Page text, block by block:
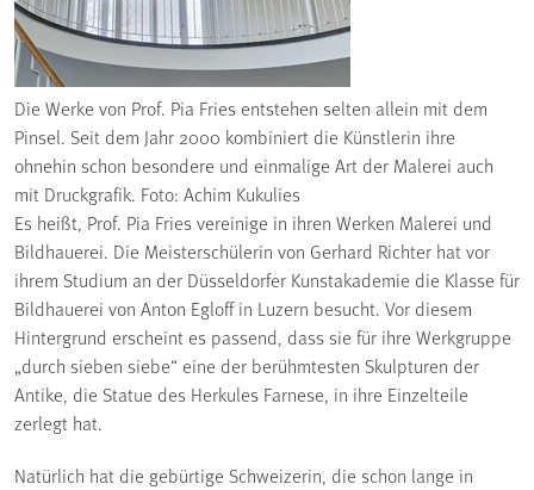
Die Werke von Prof. Pia Fries entstehen selten allein mit dem
Pinsel. Seit dem Jahr 2000 kombiniert die Künstlerin ihre
ohnehin schon besondere und einmalige Art der Malerei auch
mit Druckgrafik. Foto: Achim Kukulies
Es heißt, Prof. Pia Fries vereinige in ihren Werken Malerei und
Bildhauerei. Die Meisterschülerin von Gerhard Richter hat vor
ihrem Studium an der Düsseldorfer Kunstakademie die Klasse für
Bildhauerei von Anton Egloff in Luzern besucht. Vor diesem
Hintergrund erscheint es passend, dass sie für ihre Werkgruppe
„durch sieben siebe“ eine der berühmtesten Skulpturen der
Antike, die Statue des Herkules Farnese, in ihre Einzelteile
zerlegt hat.
Natürlich hat die gebürtige Schweizerin, die schon lange in